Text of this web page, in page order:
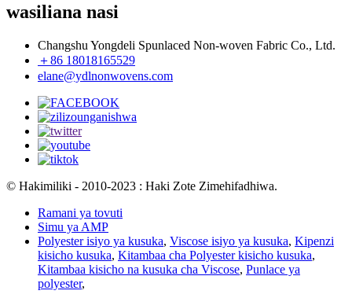
wasiliana nasi
Changshu Yongdeli Spunlaced Non-woven Fabric Co., Ltd.
＋86 18018165529
elane@ydlnonwovens.com
© Hakimiliki - 2010-2023 : Haki Zote Zimehifadhiwa.
Ramani ya tovuti
Simu ya AMP
Polyester isiyo ya kusuka, Viscose isiyo ya kusuka, Kipenzi
kisicho kusuka, Kitambaa cha Polyester kisicho kusuka,
Kitambaa kisicho na kusuka cha Viscose, Punlace ya
polyester,